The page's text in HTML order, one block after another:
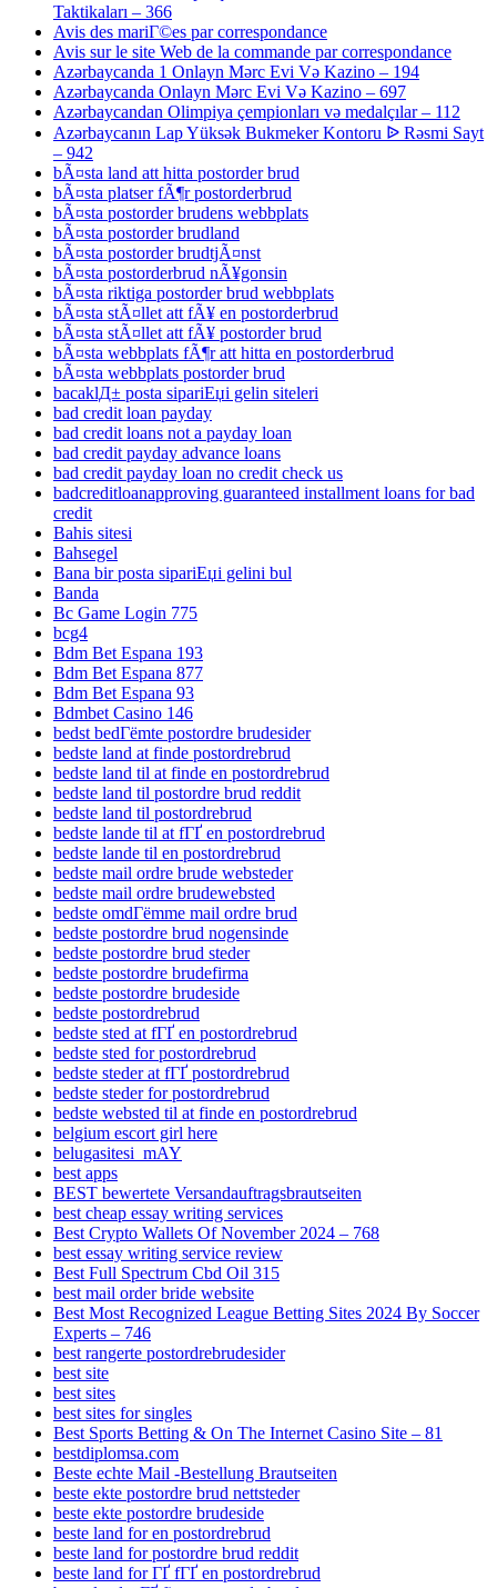
Taktikaları – 366
Avis des mariГ©es par correspondance
Avis sur le site Web de la commande par correspondance
Azərbaycanda 1 Onlayn Mərc Evi Və Kazino – 194
Azərbaycanda Onlayn Mərc Evi Və Kazino – 697
Azərbaycandan Olimpiya çempionları və medalçılar – 112
Azərbaycanın Lap Yüksək Bukmeker Kontoru ᐉ Rəsmi Sayt
– 942
bÃ¤sta land att hitta postorder brud
bÃ¤sta platser fÃ¶r postorderbrud
bÃ¤sta postorder brudens webbplats
bÃ¤sta postorder brudland
bÃ¤sta postorder brudtjÃ¤nst
bÃ¤sta postorderbrud nÃ¥gonsin
bÃ¤sta riktiga postorder brud webbplats
bÃ¤sta stÃ¤llet att fÃ¥ en postorderbrud
bÃ¤sta stÃ¤llet att fÃ¥ postorder brud
bÃ¤sta webbplats fÃ¶r att hitta en postorderbrud
bÃ¤sta webbplats postorder brud
bacaklД± posta sipariЕџi gelin siteleri
bad credit loan payday
bad credit loans not a payday loan
bad credit payday advance loans
bad credit payday loan no credit check us
badcreditloanapproving guaranteed installment loans for bad
credit
Bahis sitesi
Bahsegel
Bana bir posta sipariЕџi gelini bul
Banda
Bc Game Login 775
bcg4
Bdm Bet Espana 193
Bdm Bet Espana 877
Bdm Bet Espana 93
Bdmbet Casino 146
bedst bedГёmte postordre brudesider
bedste land at finde postordrebrud
bedste land til at finde en postordrebrud
bedste land til postordre brud reddit
bedste land til postordrebrud
bedste lande til at fГҐ en postordrebrud
bedste lande til en postordrebrud
bedste mail ordre brude websteder
bedste mail ordre brudewebsted
bedste omdГёmme mail ordre brud
bedste postordre brud nogensinde
bedste postordre brud steder
bedste postordre brudefirma
bedste postordre brudeside
bedste postordrebrud
bedste sted at fГҐ en postordrebrud
bedste sted for postordrebrud
bedste steder at fГҐ postordrebrud
bedste steder for postordrebrud
bedste websted til at finde en postordrebrud
belgium escort girl here
belugasitesi_mAY
best apps
BEST bewertete Versandauftragsbrautseiten
best cheap essay writing services
Best Crypto Wallets Of November 2024 – 768
best essay writing service review
Best Full Spectrum Cbd Oil 315
best mail order bride website
Best Most Recognized League Betting Sites 2024 By Soccer
Experts – 746
best rangerte postordrebrudesider
best site
best sites
best sites for singles
Best Sports Betting & On The Internet Casino Site – 81
bestdiplomsa.com
Beste echte Mail -Bestellung Brautseiten
beste ekte postordre brud nettsteder
beste ekte postordre brudeside
beste land for en postordrebrud
beste land for postordre brud reddit
beste land for ГҐ fГҐ en postordrebrud